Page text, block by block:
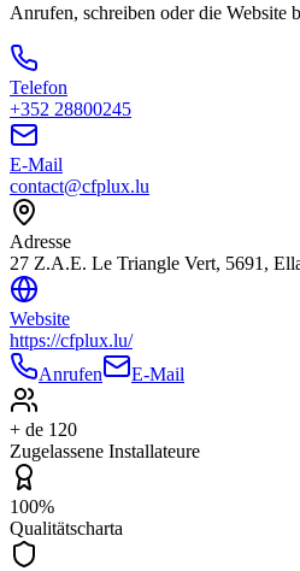
Anrufen, schreiben oder die Website
Telefon
+352 28800245
E-Mail
contact@cfplux.lu
Adresse
27 Z.A.E. Le Triangle Vert, 5691,
Website
https://cfplux.lu/
Anrufen
E-Mail
+ de 120
Zugelassene Installateure
100%
Qualitätscharta